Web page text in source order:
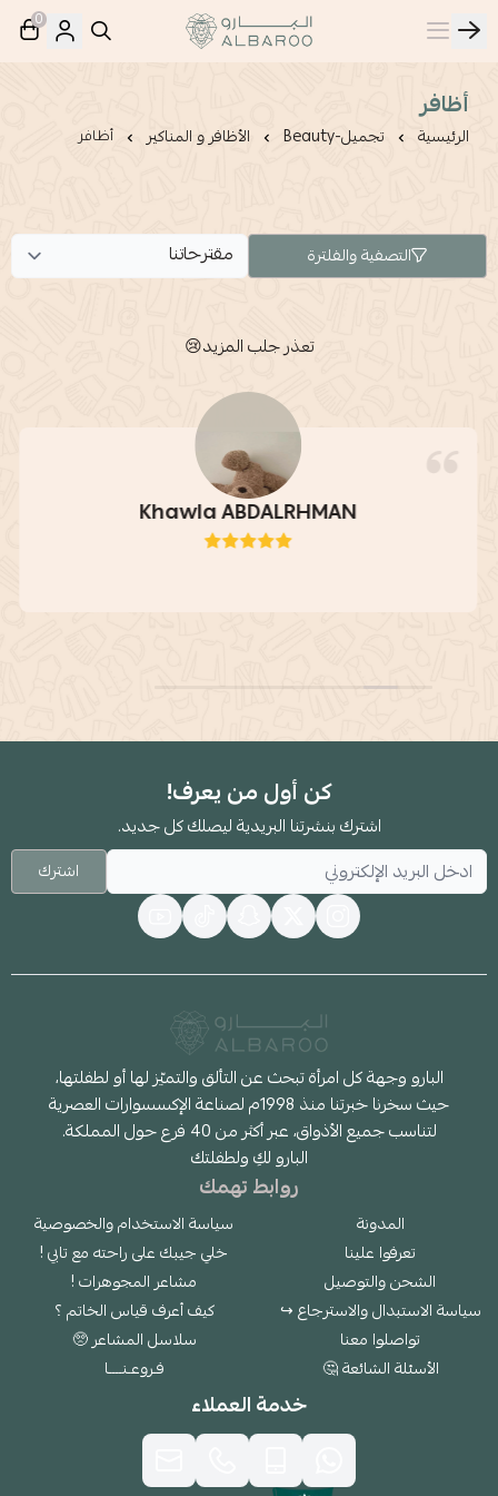
البارو | Albaroo
0
أظافر
الرئيسية تجميل-Beauty الأظافر و المناكير أظافر
التصفية والفلترة
تعذر جلب المزيد😢
Khawla ABDALRHMAN
كن أول من يعرف!
اشترك بنشرتنا البريدية ليصلك كل جديد.
اشترك
البارو وجهة كل امرأة تبحث عن التألق والتميّز لها أو لطفلتها،
حيث سخرنا خبرتنا منذ 1998م لصناعة الإكسسوارات العصرية
لتناسب جميع الأذواق، عبر أكثر من 40 فرع حول المملكة.
البارو لكِ ولطفلتك
روابط تهمك
المدونة
تعرفوا علينا
الشحن والتوصيل
سياسة الاستبدال والاسترجاع ↪
تواصلوا معنا
الأسئلة الشائعة 🤔
سياسة الاستخدام والخصوصية
خلي جيبك على راحته مع تابي !
مشاعر المجوهرات !
كيف أعرف قياس الخاتم ؟
سلاسل المشاعر 🥺
فـروعـنــــا
خدمة العملاء